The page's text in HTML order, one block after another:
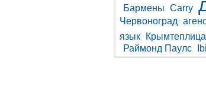
Бармены Carry
Червоноград
язык
Крымтеплица
Раймонд Паулс